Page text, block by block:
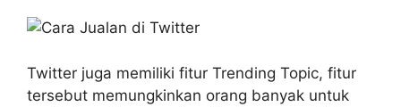
Twitter juga memiliki fitur Trending Topic, fitur
tersebut memungkinkan orang banyak untuk